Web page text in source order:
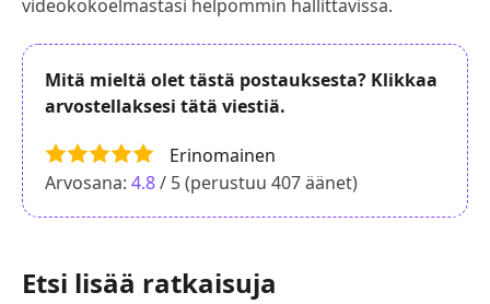
videokokoelmastasi helpommin hallittavissa.
Mitä mieltä olet tästä postauksesta? Klikkaa
arvostellaksesi tätä viestiä.
Erinomainen
Arvosana: 4.8/ 5 (perustuu 407äänet)
Etsi lisää ratkaisuja